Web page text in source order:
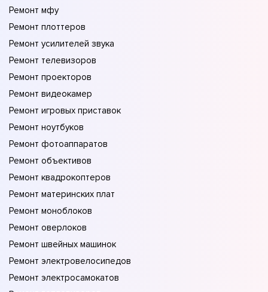
Ремонт мфу
Ремонт плоттеров
Ремонт усилителей звука
Ремонт телевизоров
Ремонт проекторов
Ремонт видеокамер
Ремонт игровых приставок
Ремонт ноутбуков
Ремонт фотоаппаратов
Ремонт объективов
Ремонт квадрокоптеров
Ремонт материнских плат
Ремонт моноблоков
Ремонт оверлоков
Ремонт швейных машинок
Ремонт электровелосипедов
Ремонт электросамокатов